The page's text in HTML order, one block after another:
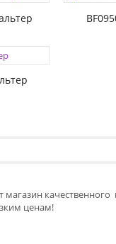
магазин
ценам!